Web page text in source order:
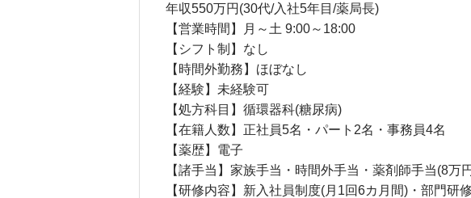
年収550万円(30代/入社5年目/薬局長)
【営業時間】月～土 9:00～18:00
【シフト制】なし
【時間外勤務】ほぼなし
【経験】未経験可
【処方科目】循環器科(糖尿病)
【在籍人数】正社員5名・パート2名・事務員4名
【薬歴】電子
【諸手当】家族手当・時間外手当・薬剤師手当(8万
【研修内容】新入社員制度(月1回6カ月間)・部門